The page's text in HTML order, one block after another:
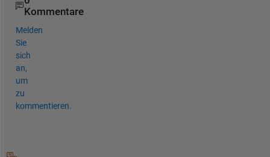
Kommentare
Melden
Sie
sich
an,
um
zu
kommentieren.